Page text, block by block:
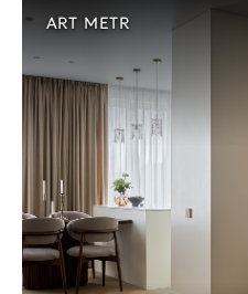
ART METR